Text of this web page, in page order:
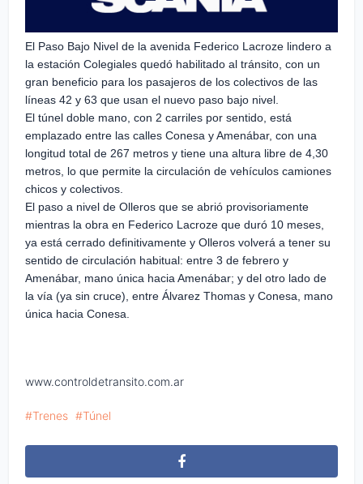
El Paso Bajo Nivel de la avenida Federico Lacroze lindero a
la estación Colegiales quedó habilitado al tránsito, con un
gran beneficio para los pasajeros de los colectivos de las
líneas 42 y 63 que usan el nuevo paso bajo nivel.
El túnel doble mano, con 2 carriles por sentido, está
emplazado entre las calles Conesa y Amenábar, con una
longitud total de 267 metros y tiene una altura libre de 4,30
metros, lo que permite la circulación de vehículos camiones
chicos y colectivos.
El paso a nivel de Olleros que se abrió provisoriamente
mientras la obra en Federico Lacroze que duró 10 meses,
ya está cerrado definitivamente y Olleros volverá a tener su
sentido de circulación habitual: entre 3 de febrero y
Amenábar, mano única hacia Amenábar; y del otro lado de
la vía (ya sin cruce), entre Álvarez Thomas y Conesa, mano
única hacia Conesa.
www.controldetransito.com.ar
Trenes Túnel